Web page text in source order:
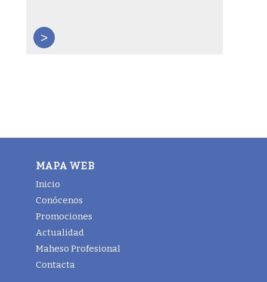
>
MAPA WEB
Inicio
Conócenos
Promociones
Actualidad
Maheso Profesional
Contacta